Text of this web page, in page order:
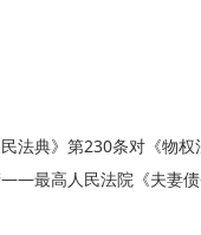
典》第230条对《物权
最高人民法院《夫妻